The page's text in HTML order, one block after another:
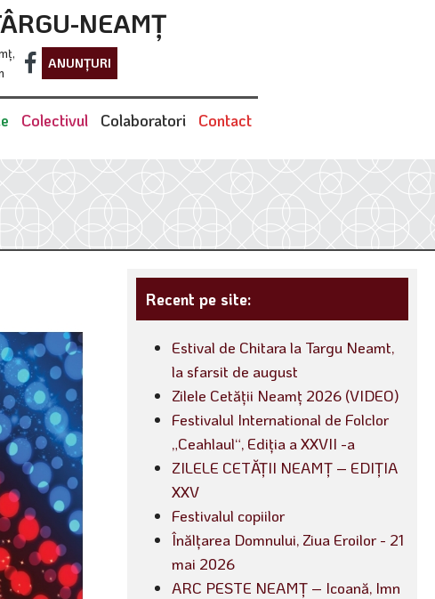
NEAMȚ
ANUNȚURI
Colectivul Colaboratori Contact
Recent pe site:
Estival de Chitara la Targu Neamt,
la sfarsit de august
Zilele Cetății Neamț 2026 (VIDEO)
Festivalul International de Folclor
„Ceahlaul“, Ediția a XXVII -a
ZILELE CETĂȚII NEAMȚ – EDIȚIA
XXV
Festivalul copiilor
Înălțarea Domnului, Ziua Eroilor - 21
mai 2026
ARC PESTE NEAMȚ – Icoană, Imn